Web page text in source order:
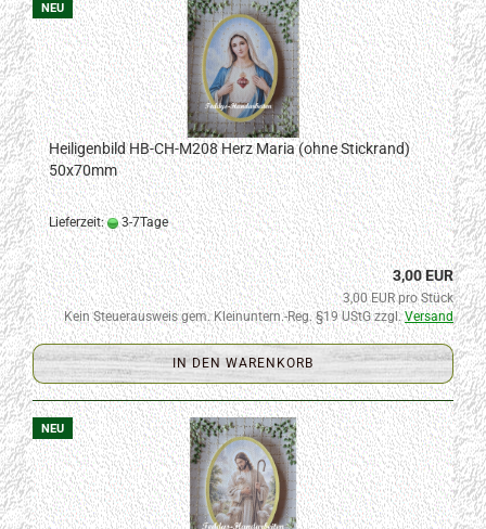
NEU
Heiligenbild HB-CH-M208 Herz Maria (ohne Stickrand)
50x70mm
Lieferzeit: 3-7Tage
3,00 EUR
3,00 EUR pro Stück
Kein Steuerausweis gem. Kleinuntern.-Reg. §19 UStG zzgl.Versand
IN DEN WARENKORB
NEU